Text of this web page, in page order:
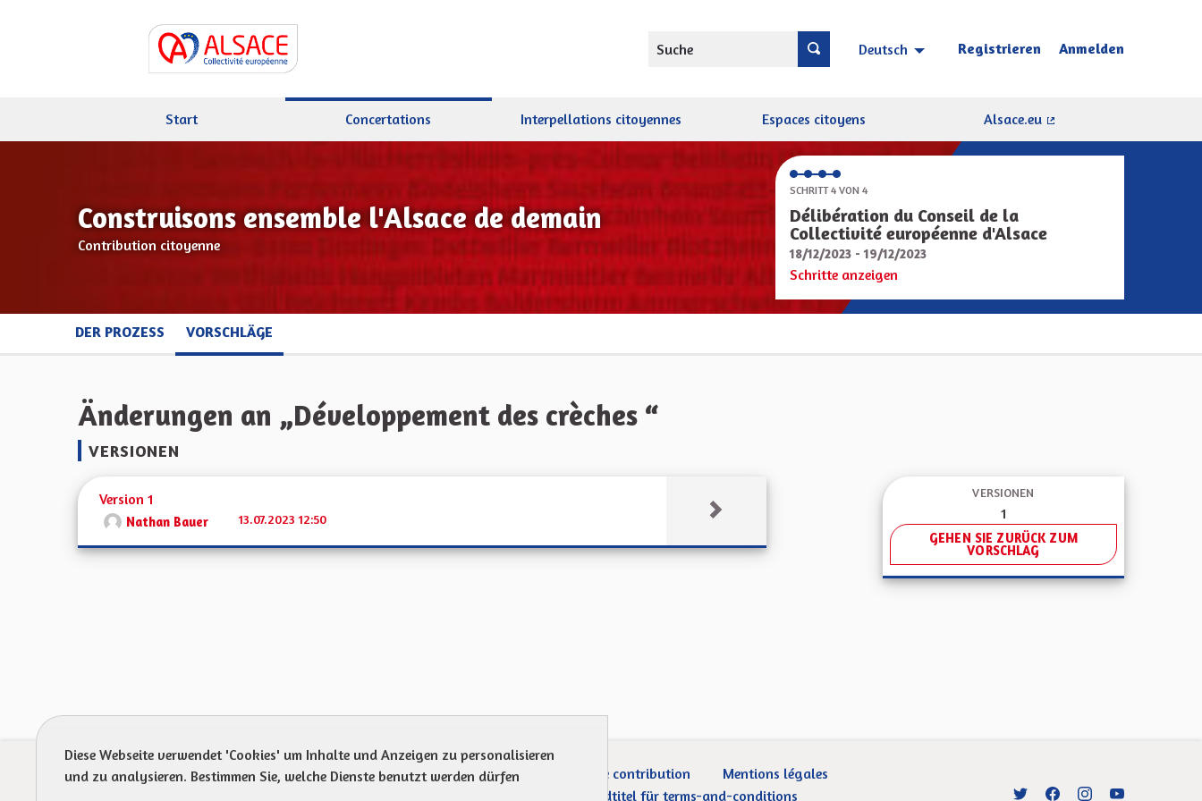
Suche Deutsch Choisir la langue Sprache wählen
Registrieren Anmelden
Start Concertations Interpellations citoyennes Espaces citoyens
Alsace.eu
Construisons ensemble l'Alsace de demain
Contribution citoyenne
SCHRITT 4 VON 4
Délibération du Conseil de la
Collectivité européenne d'Alsace
18/12/2023 - 19/12/2023
Schritte anzeigen
DER PROZESS VORSCHLÄGE
Änderungen an „Développement des crèches “
VERSIONEN
Version 1
Nathan Bauer 13.07.2023 12:50
VERSIONEN
1
GEHEN SIE ZURÜCK ZUM
VORSCHLAG
Protection des Données Charte de contribution
Mentions légales
Standardtitel für terms-and-conditions Entre vos mains - Collectivité
Entre vos mains -
Entre vos mains -
Entre vos
Diese Webseite verwendet 'Cookies' um Inhalte und Anzeigen zu personalisieren
und zu analysieren. Bestimmen Sie, welche Dienste benutzt werden dürfen